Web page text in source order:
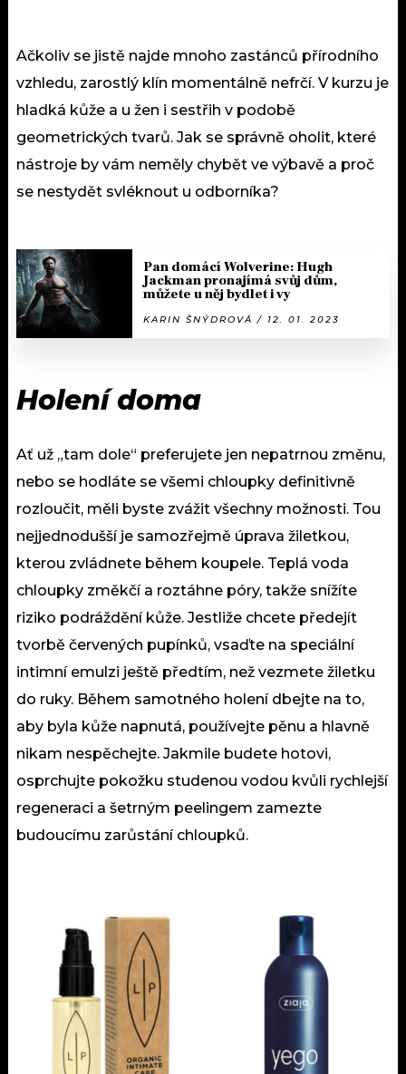
Ačkoliv se jistě najde mnoho zastánců přírodního
vzhledu, zarostlý klín momentálně nefrčí. V kurzu je
hladká kůže a u žen i sestřih v podobě
geometrických tvarů. Jak se správně oholit, které
nástroje by vám neměly chybět ve výbavě a proč
se nestydět svléknout u odborníka?
Pan domácí Wolverine: Hugh
Jackman pronajímá svůj dům,
můžete u něj bydlet i vy
KARIN ŠNÝDROVÁ / 12. 01. 2023
Holení doma
Ať už „tam dole“ preferujete jen nepatrnou změnu,
nebo se hodláte se všemi chloupky definitivně
rozloučit, měli byste zvážit všechny možnosti. Tou
nejjednodušší je samozřejmě úprava žiletkou,
kterou zvládnete během koupele. Teplá voda
chloupky změkčí a roztáhne póry, takže snížíte
riziko podráždění kůže. Jestliže chcete předejít
tvorbě červených pupínků, vsaďte na speciální
intimní emulzi ještě předtím, než vezmete žiletku
do ruky. Během samotného holení dbejte na to,
aby byla kůže napnutá, používejte pěnu a hlavně
nikam nespěchejte. Jakmile budete hotovi,
osprchujte pokožku studenou vodou kvůli rychlejší
regeneraci a šetrným peelingem zamezte
budoucímu zarůstání chloupků.